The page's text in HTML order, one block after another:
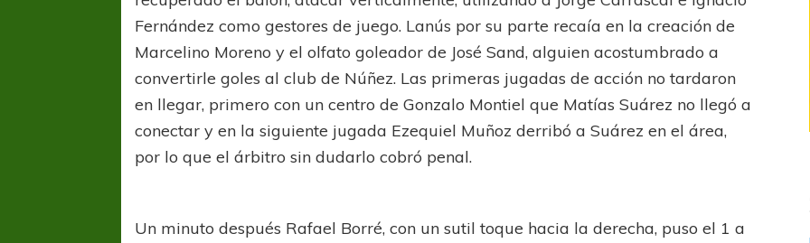
Fernández como gestores de juego. Lanús por su parte recaía en la creación de
Marcelino Moreno y el olfato goleador de José Sand, alguien acostumbrado a
convertirle goles al club de Núñez. Las primeras jugadas de acción no tardaron
en llegar, primero con un centro de Gonzalo Montiel que Matías Suárez no llegó a
conectar y en la siguiente jugada Ezequiel Muñoz derribó a Suárez en el área,
por lo que el árbitro sin dudarlo cobró penal.
Un minuto después Rafael Borré, con un sutil toque hacia la derecha, puso el 1 a